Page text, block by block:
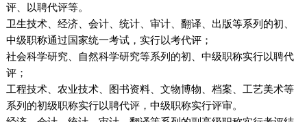
评、以聘代评等。
卫生技术、经济、会计、统计、审计、翻译、出版等系列的初、
中级职称通过国家统一考试，实行以考代评；
社会科学研究、自然科学研究等系列的初、中级职称实行以聘代
评；
工程技术、农业技术、图书资料、文物博物、档案、工艺美术等
系列的初级职称实行以聘代评，中级职称实行评审。